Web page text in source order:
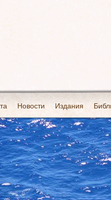
Новости Издания